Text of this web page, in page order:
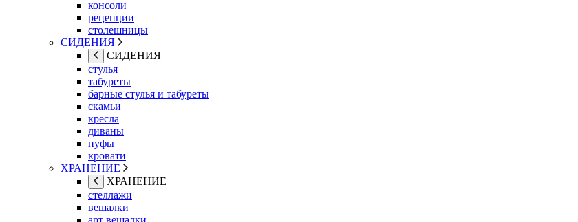
консоли
рецепции
столешницы
СИДЕНИЯ
СИДЕНИЯ
стулья
табуреты
барные стулья и табуреты
скамьи
кресла
диваны
пуфы
кровати
ХРАНЕНИЕ
ХРАНЕНИЕ
стеллажи
вешалки
арт вешалки